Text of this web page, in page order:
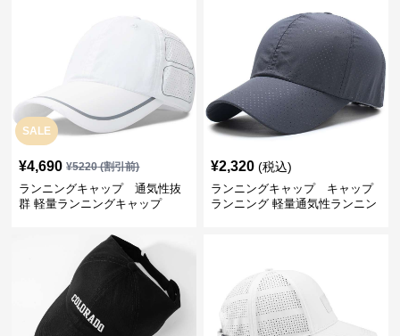
SALE
¥4,690 ¥5220(割引前)
ランニングキャップ 通気性抜
群 軽量ランニングキャップ
¥2,320 (税込)
ランニングキャップ キャップ
ランニング 軽量通気性ランニン